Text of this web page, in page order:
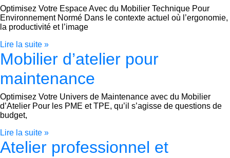
Optimisez Votre Espace Avec du Mobilier Technique Pour
Environnement Normé Dans le contexte actuel où l’ergonomie,
la productivité et l’image
Lire la suite »
Mobilier d’atelier pour
maintenance
Optimisez Votre Univers de Maintenance avec du Mobilier
d’Atelier Pour les PME et TPE, qu’il s’agisse de questions de
budget,
Lire la suite »
Atelier professionnel et